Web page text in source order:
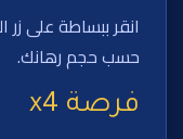
انقر ببساطة على زر
حسب حجم رهانك.
فرصة x4